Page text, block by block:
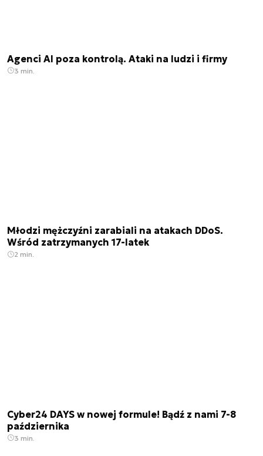
Agenci AI poza kontrolą. Ataki na ludzi i firmy
3 min.
Młodzi mężczyźni zarabiali na atakach DDoS.
Wśród zatrzymanych 17-latek
2 min.
Cyber24 DAYS w nowej formule! Bądź z nami 7-8
października
3 min.